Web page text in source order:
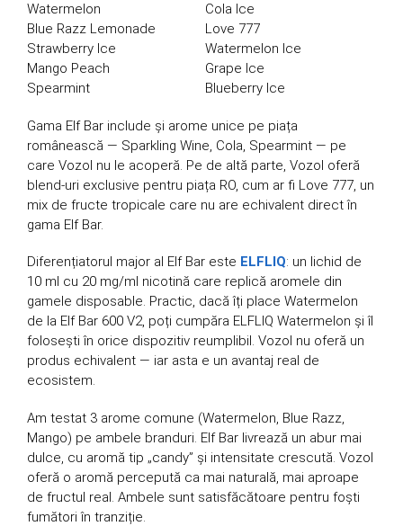
Watermelon
Cola Ice
Blue Razz Lemonade
Love 777
Strawberry Ice
Watermelon Ice
Mango Peach
Grape Ice
Spearmint
Blueberry Ice
Gama Elf Bar include și arome unice pe piața
românească — Sparkling Wine, Cola, Spearmint — pe
care Vozol nu le acoperă. Pe de altă parte, Vozol oferă
blend-uri exclusive pentru piața RO, cum ar fi Love 777, un
mix de fructe tropicale care nu are echivalent direct în
gama Elf Bar.
Diferențiatorul major al Elf Bar este ELFLIQ: un lichid de
10 ml cu 20 mg/ml nicotină care replică aromele din
gamele disposable. Practic, dacă îți place Watermelon
de la Elf Bar 600 V2, poți cumpăra ELFLIQ Watermelon și îl
folosești în orice dispozitiv reumplibil. Vozol nu oferă un
produs echivalent — iar asta e un avantaj real de
ecosistem.
Am testat 3 arome comune (Watermelon, Blue Razz,
Mango) pe ambele branduri. Elf Bar livrează un abur mai
dulce, cu aromă tip „candy” și intensitate crescută. Vozol
oferă o aromă percepută ca mai naturală, mai aproape
de fructul real. Ambele sunt satisfăcătoare pentru foști
fumători în tranziție.